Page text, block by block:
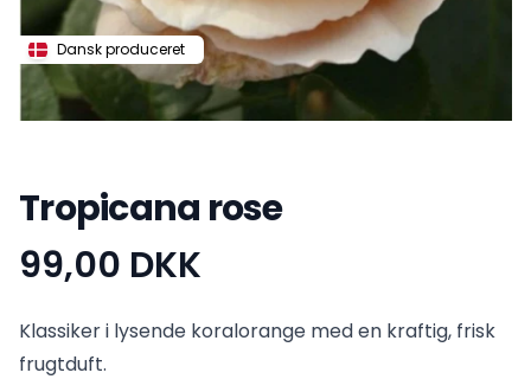
Dansk produceret
Tropicana rose
Produktinformation
99,00 DKK
Klassiker i lysende koralorange med en kraftig, frisk
frugtduft.